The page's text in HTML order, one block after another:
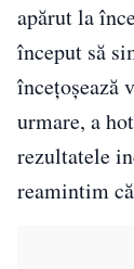
apărut la
început să
încețoșează
urmare, a
rezultatele
reamintim